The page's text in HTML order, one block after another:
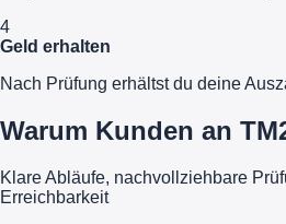
4
Geld erhalten
Nach Prüfung erhältst du deine
Warum Kunden an
Klare Abläufe, nachvollziehbare
Erreichbarkeit